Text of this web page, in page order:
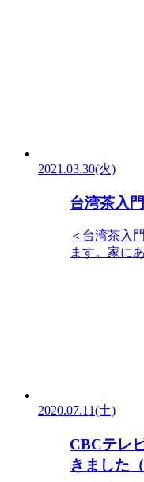
2021.03.30(火)
台湾茶入
＜台湾茶入
ます。家に
2020.07.11(土)
CBCテレ
きました